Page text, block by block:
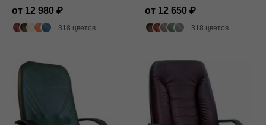
от 12 980
318 цветов
от 12 650
318 цветов